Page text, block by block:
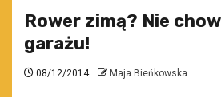
Rower zimą? Nie
garażu!
08/12/2014 Maja Bieńkowska